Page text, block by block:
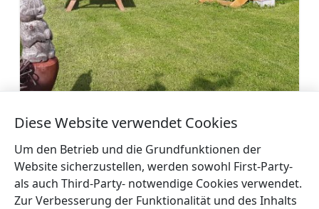
Diese Website verwendet Cookies
Um den Betrieb und die Grundfunktionen der
Website sicherzustellen, werden sowohl First-Party-
als auch Third-Party- notwendige Cookies verwendet.
Zur Verbesserung der Funktionalität und des Inhalts